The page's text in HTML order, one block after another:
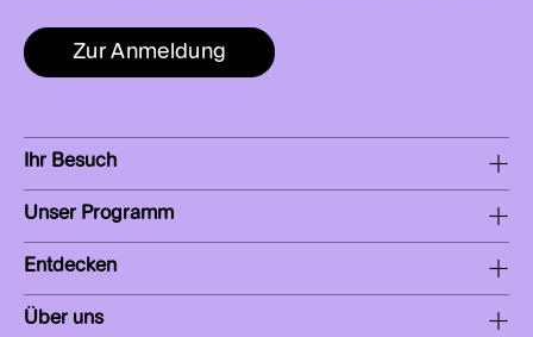
Zur Anmeldung
Ihr Besuch
Unser Programm
Entdecken
Über uns